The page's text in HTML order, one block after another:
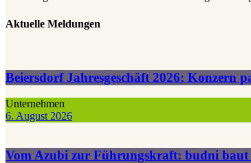
Aktuelle Meldungen
Beiersdorf Jahresgeschäft 2026: Konzern
Unternehmen
6. August 2026
Vom Azubi zur Führungskraft: budni baut